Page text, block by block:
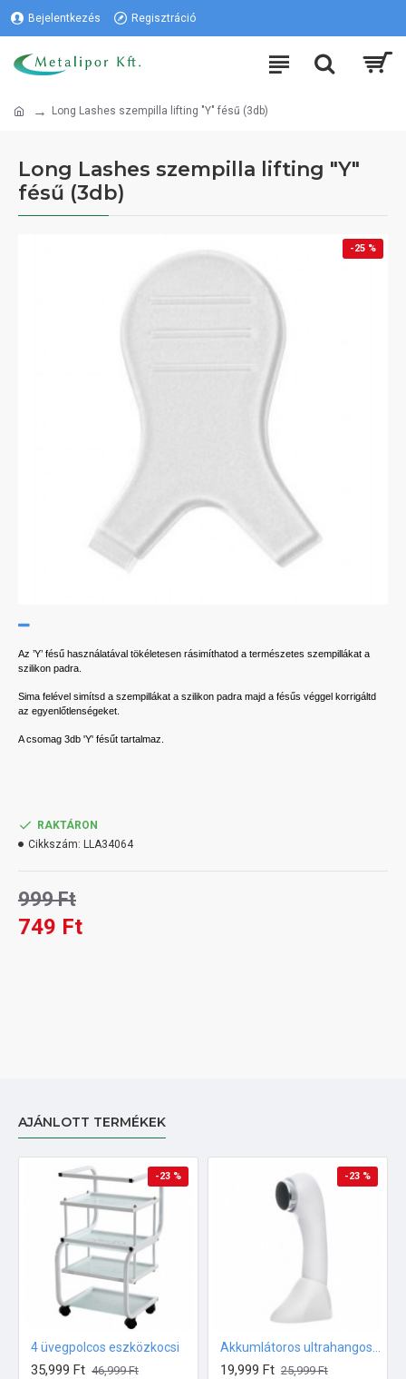
Bejelentkezés Regisztráció
Long Lashes szempilla lifting "Y" fésű (3db)
Long Lashes szempilla lifting "Y"
fésű (3db)
-25 %
Az ’Y’ fésű használatával tökéletesen rásimíthatod a természetes szempillákat a
szilikon padra.
Sima felével simítsd a szempillákat a szilikon padra majd a fésűs véggel korrigáltd
az egyenlőtlenségeket.
A csomag 3db 'Y' fésűt tartalmaz.
749 Ft
999 Ft
RAKTÁRON
Cikkszám: LLA34064
AJÁNLOTT TERMÉKEK
-23 %
4 üvegpolcos eszközkocsi
35,999 Ft 46,999 Ft
-23 %
19,999 Ft 25,999 Ft